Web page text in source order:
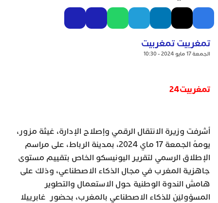
تمغربيت تمغربيت
الجمعة 17 مايو 2024 - 10:30
تمغربيت24
أشرفت وزيرة الانتقال الرقمي وإصلاح الإدارة، غيثة مزور،
يومهُ الجمعة 17 ماي 2024، بمدينة الرباط، على مراسم
الإطلاق الرسمي لتقرير اليونيسكو الخاص بتقييم مستوى
جاهزية المغرب في مجال الذكاء الاصطناعي، وذلك على
هامش الندوة الوطنية حول الاستعمال والتطوير
المسؤوليَن للذكاء الاصطناعي بالمغرب، بحضور غابرييلا